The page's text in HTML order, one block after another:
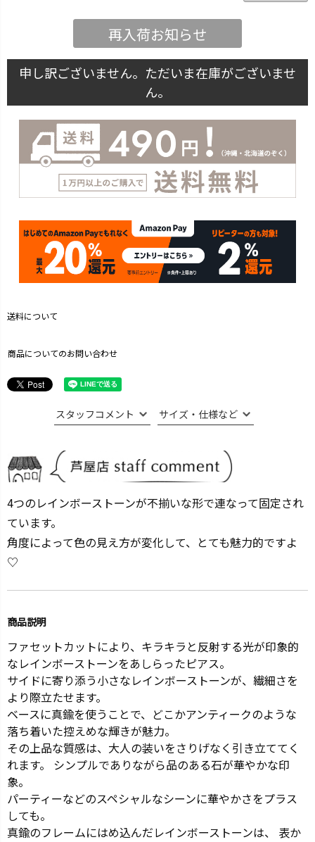
再入荷お知らせ
申し訳ございません。ただいま在庫がございませ
ん。
送料について
商品についてのお問い合わせ
スタッフコメント サイズ・仕様など
4つのレインボーストーンが不揃いな形で連なって固定され
ています。
角度によって色の見え方が変化して、とても魅力的ですよ
♡
商品説明
ファセットカットにより、キラキラと反射する光が印象的
なレインボーストーンをあしらったピアス。
サイドに寄り添う小さなレインボーストーンが、繊細さを
より際立たせます。
ベースに真鍮を使うことで、どこかアンティークのような
落ち着いた控えめな輝きが魅力。
その上品な質感は、大人の装いをさりげなく引き立ててく
れます。 シンプルでありながら品のある石が華やかな印
象。
パーティーなどのスペシャルなシーンに華やかさをプラス
しても。
真鍮のフレームにはめ込んだレインボーストーンは、 表か